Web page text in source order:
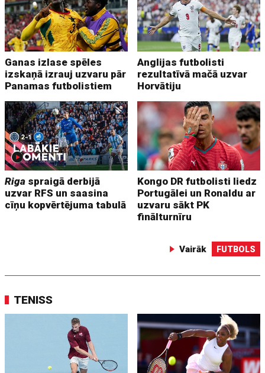
Ganas izlase spēles
izskaņā izrauj uzvaru pār
Panamas futbolistiem
Anglijas futbolisti
rezultatīvā mačā uzvar
Horvātiju
Riga spraigā derbijā
uzvar RFS un saasina
cīņu kopvērtējuma tabulā
Kongo DR futbolisti liedz
Portugālei un Ronaldu ar
uzvaru sākt PK
finālturnīru
Vairāk FUTBOLS
TENISS